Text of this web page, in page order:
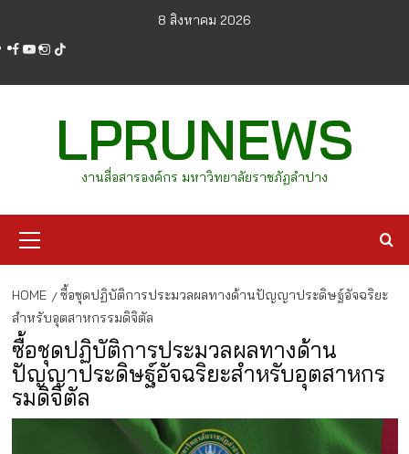
content
8 สิงหาคม 2026
facebook
youtube
instagram
tiktok
LPRUNEWS
งานสื่อสารองค์กร มหาวิทยาลัยราชภัฏลำปาง
Menu
HOME
ซื้อชุดปฏิบัติการประมวลผลทางด้านปัญญาประดิษฐ์อัจฉริยะ
สำหรับอุตสาหกรรมดิจิตัล
ซื้อชุดปฏิบัติการประมวลผลทางด้าน
ปัญญาประดิษฐ์อัจฉริยะสำหรับอุตสาหกร
รมดิจิตัล